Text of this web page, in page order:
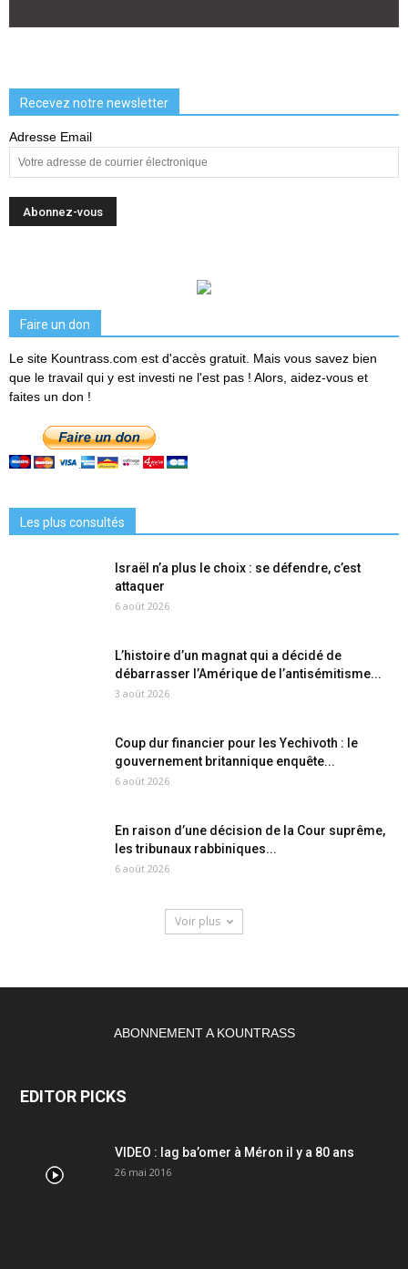
Recevez notre newsletter
Adresse Email
Faire un don
Le site Kountrass.com est d'accès gratuit. Mais vous savez bien
que le travail qui y est investi ne l'est pas ! Alors, aidez-vous et
faites un don !
Les plus consultés
Israël n’a plus le choix : se défendre, c’est
attaquer
6 août 2026
L’histoire d’un magnat qui a décidé de
débarrasser l’Amérique de l’antisémitisme...
3 août 2026
Coup dur financier pour les Yechivoth : le
gouvernement britannique enquête...
6 août 2026
En raison d’une décision de la Cour suprême,
les tribunaux rabbiniques...
6 août 2026
Voir plus
ABONNEMENT A KOUNTRASS
EDITOR PICKS
VIDEO : lag ba’omer à Méron il y a 80 ans
26 mai 2016